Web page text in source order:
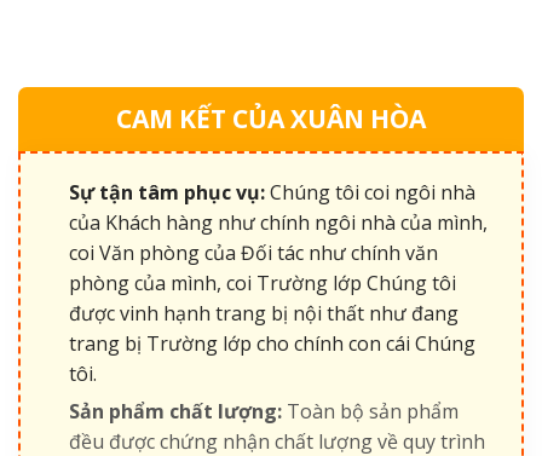
CAM KẾT CỦA XUÂN HÒA
Sự tận tâm phục vụ:Chúng tôi coi ngôi nhà
của Khách hàng như chính ngôi nhà của mình,
coi Văn phòng của Đối tác như chính văn
phòng của mình, coi Trường lớp Chúng tôi
được vinh hạnh trang bị nội thất như đang
trang bị Trường lớp cho chính con cái Chúng
tôi.
Sản phẩm chất lượng: Toàn bộ sản phẩm
đều được chứng nhận chất lượng về quy trình